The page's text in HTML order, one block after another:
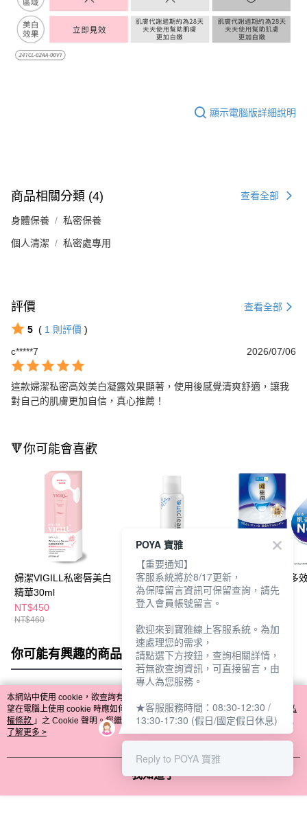
顯示電腦版詳細說明
商品相關分類 (4) 查看全部
身體保養 私密保養
個人清潔 私密處專用
評價 查看全部
5 ( 1 則評價 )
c*****7
2026/07/06
這款婦潔私密高效美白凝露效果顯著，使用後感覺清爽舒適，讓我
對自己的肌膚更加自信，真心推薦！
🔻你可能會喜歡
婦潔VIGILL私密唇美白
精華30ml
NT$450
NT$460
花美水outclear私密美
白洗潔慕斯100g
NT$495
肌研極潤完美多
凝露100g
你可能有興趣的商品 全站排行
熱門標籤
本網站中使用 cookie，欲查詢有關本網站使用 cookie 方式之詳情，及若您不希
望在電腦上使用 cookie 時應如何變更電腦的 cookie 設定，請參閱本網站「
隱私
權條款 」之 Cookie 聲明。您繼續使用本網站即表示您同意本公司得按本網站使
用條款之 Cookie 聲明使用 cookie。
了解更多 >
我知道了
POYA 寶雅
【重要通知】
客服系統將於8/17更新，
為保障留言資訊可保留查詢，請先
登入會員帳號留言。
歡迎來到寶雅線上客服系統。為加
速處理您的需求，
請點選下方按鈕，查詢相關詳情，
若無欲查詢資訊，可直接留言，由
專人為您服務。
★客服服務時間：08:30-12:30 /
13:30-17:30 (假日/國定假日休息)
Reply to POYA 寶雅